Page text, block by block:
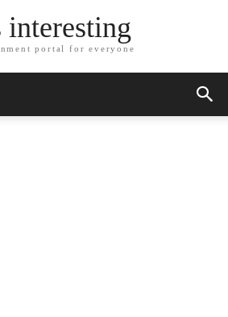
interesting
portal for everyone